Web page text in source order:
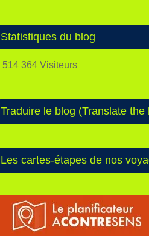
Statistiques du blog
514 364 Visiteurs
Traduire le blog (Translate the
Les cartes-étapes de nos